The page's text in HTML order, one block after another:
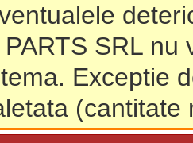
SRL
Exceptie
(cantitate